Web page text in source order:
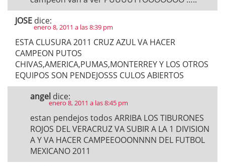
JOSE dice:
enero 8, 2011 a las 8:39 pm
ESTA CLUSURA 2011 CRUZ AZUL VA HACER
CAMPEON PUTOS
CHIVAS,AMERICA,PUMAS,MONTERREY Y LOS OTROS
EQUIPOS SON PENDEJOSSS CULOS ABIERTOS
angel dice:
enero 8, 2011 a las 8:45 pm
estan pendejos todos ARRIBA LOS TIBURONES
ROJOS DEL VERACRUZ VA SUBIR A LA 1 DIVISION
A Y VA HACER CAMPEEOOONNNN DEL FUTBOL
MEXICANO 2011